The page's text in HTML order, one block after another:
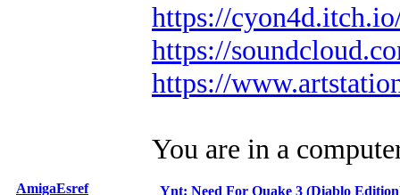
https://
https://
https://
You are in a
AmigaEsref
Ynt: Need For Quake 3 (Diablo